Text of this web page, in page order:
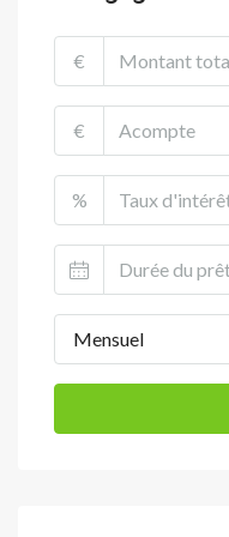
€
€
%
Mensuel